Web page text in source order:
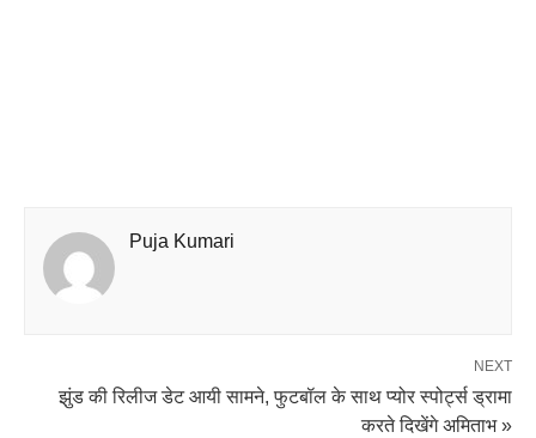
Puja Kumari
NEXT
झुंड की रिलीज डेट आयी सामने, फुटबॉल के साथ प्योर स्पोर्ट्स ड्रामा
करते दिखेंगे अमिताभ »